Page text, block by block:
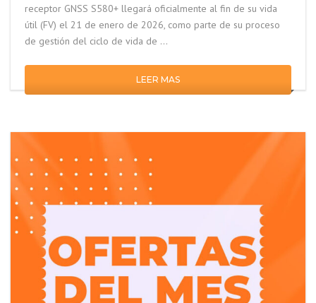
receptor GNSS S580+ llegará oficialmente al fin de su vida
útil (FV) el 21 de enero de 2026, como parte de su proceso
de gestión del ciclo de vida de …
LEER MAS